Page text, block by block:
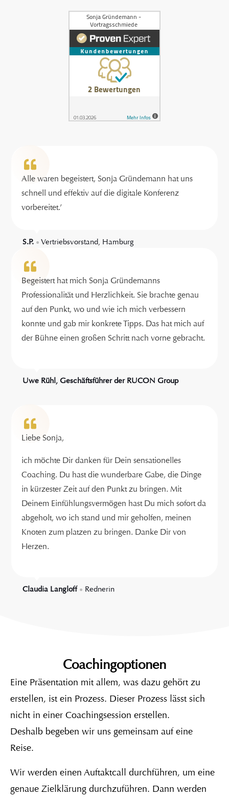
Alle waren begeistert, Sonja Gründemann hat uns
schnell und effektiv auf die digitale Konferenz
vorbereitet.’
S.P. ● Vertriebsvorstand, Hamburg
Begeistert hat mich Sonja Gründemanns
Professionalität und Herzlichkeit. Sie brachte genau
auf den Punkt, wo und wie ich mich verbessern
konnte und gab mir konkrete Tipps. Das hat mich auf
der Bühne einen großen Schritt nach vorne gebracht.
Uwe Rühl, Geschäftsführer der RUCON Group
Liebe Sonja,
ich möchte Dir danken für Dein sensationelles
Coaching. Du hast die wunderbare Gabe, die Dinge
in kürzester Zeit auf den Punkt zu bringen. Mit
Deinem Einfühlungsvermögen hast Du mich sofort da
abgeholt, wo ich stand und mir geholfen, meinen
Knoten zum platzen zu bringen. Danke Dir von
Herzen.
Claudia Langloff ● Rednerin
Coachingoptionen
Eine Präsentation mit allem, was dazu gehört zu
erstellen, ist ein Prozess. Dieser Prozess lässt sich
nicht in einer Coachingsession erstellen.
Deshalb begeben wir uns gemeinsam auf eine
Reise.
Wir werden einen Auftaktcall durchführen, um eine
genaue Zielklärung durchzuführen. Dann werden